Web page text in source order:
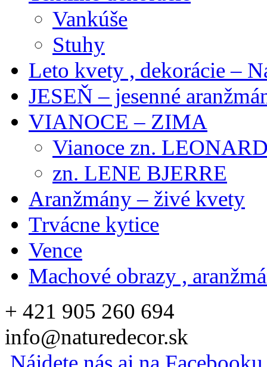
Vankúše
Stuhy
Leto kvety , dekorácie –
JESEŇ – jesenné
VIANOCE – ZIMA
Vianoce zn.
zn. LENE BJERRE
Aranžmány – živé kvety
Trvácne kytice
Vence
Machové obrazy ,
+ 421 905 260 694
info@naturedecor.sk